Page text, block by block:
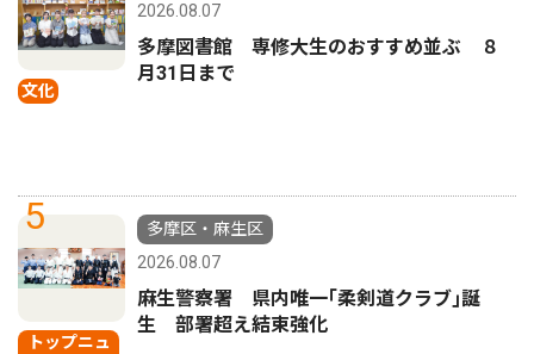
文化
2026.08.07
多摩図書館 専修大生のおすすめ並ぶ ８
月31日まで
5
トップニュ
多摩区・麻生区
2026.08.07
麻生警察署 県内唯一｢柔剣道クラブ｣誕
生 部署超え結束強化